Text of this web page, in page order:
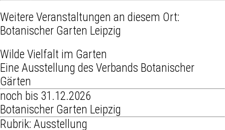
Weitere Veranstaltungen an diesem Ort:
Botanischer Garten Leipzig
Wilde Vielfalt im Garten
Eine Ausstellung des Verbands Botanischer
Gärten
noch bis 31.12.2026
Botanischer Garten Leipzig
Rubrik: Ausstellung